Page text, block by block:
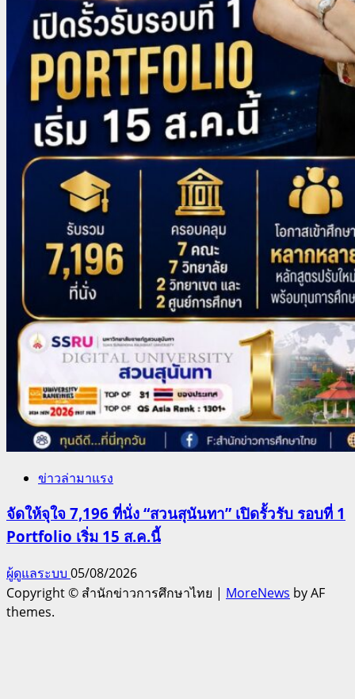
ข่าวล่ามาแรง
จัดให้จุใจ 7,196 ที่นั่ง “สวนสุนันทา” เปิดรั้วรับ รอบที่ 1
Portfolio เริ่ม 15 ส.ค.นี้
ผู้ดูแลระบบ 05/08/2026
Copyright © สำนักข่าวการศึกษาไทย | MoreNews by AF
themes.